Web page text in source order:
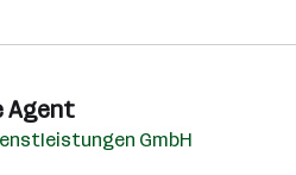
Agent
GmbH